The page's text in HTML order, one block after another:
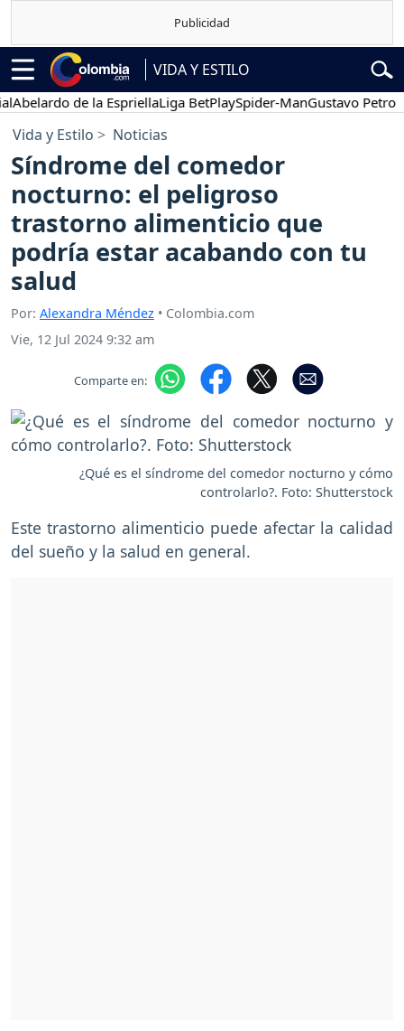
VIDA Y ESTILO
de la EspriellaLiga BetPlaySpider-ManGustavo Petro
Vida y Estilo Noticias
Síndrome del comedor
nocturno: el peligroso
trastorno alimenticio que
podría estar acabando con tu
salud
Por: Alexandra Méndez • Colombia.com
Vie, 12 Jul 2024 9:32 am
Comparte en:
¿Qué es el síndrome del comedor nocturno y cómo
controlarlo?. Foto: Shutterstock
Este trastorno alimenticio puede afectar la calidad
del sueño y la salud en general.